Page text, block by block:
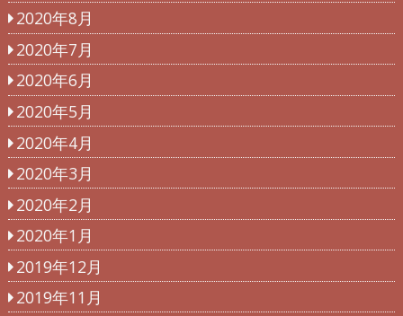
2020年8月
2020年7月
2020年6月
2020年5月
2020年4月
2020年3月
2020年2月
2020年1月
2019年12月
2019年11月